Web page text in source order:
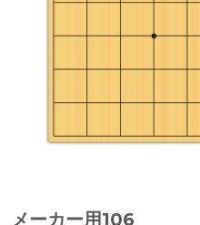
メーカー用106